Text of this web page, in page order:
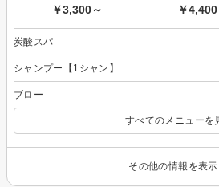
￥3,300～ ￥4,400
炭酸スパ
シャンプー【1シャン】
ブロー
すべてのメニューを
その他の情報を表示